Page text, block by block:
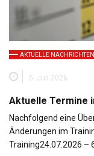
AKTUELLE NACHRICHTEN
5. Juli 2026
Aktuelle Termine
Nachfolgend eine
Änderungen im
Training24.07.2026 –